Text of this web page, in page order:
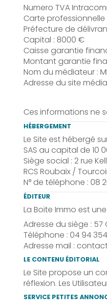
Numero TVA
Carte professionnelle
Préfecture de
Capital : 8000 €
Caisse garantie
Montant garantie
Nom du médiateur :
Adresse du site
Ces informations ne
HÉBERGEMENT
Le Site est hébergé
SAS au capital de 10
Siège social : 2 rue
RCS Roubaix /
N° de téléphone : 08
ÉDITEUR
La Boite Immo est
Adresse du siège :
Téléphone : 04 94
Adresse mail :
LE CONTENU ÉDITORIAL
Le Site propose un
réflexion. Les
SERVICE PETITES